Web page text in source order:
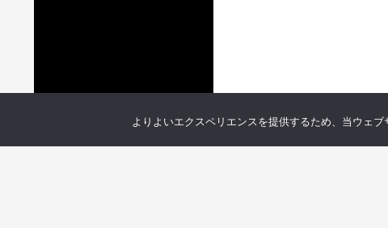
よりよいエクスペリエンスを提供するため、当ウェ